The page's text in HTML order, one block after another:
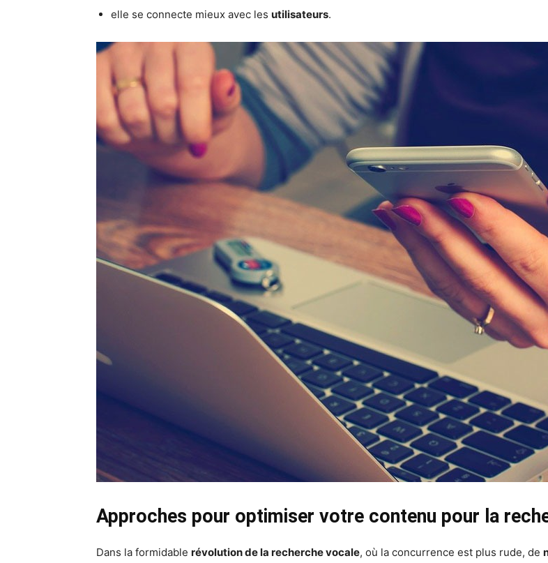
elle se connecte mieux avec les utilisateurs.
Approches pour optimiser votre contenu pour la
Dans la formidable révolution de la recherche vocale, où la concurrence est plus rude, de